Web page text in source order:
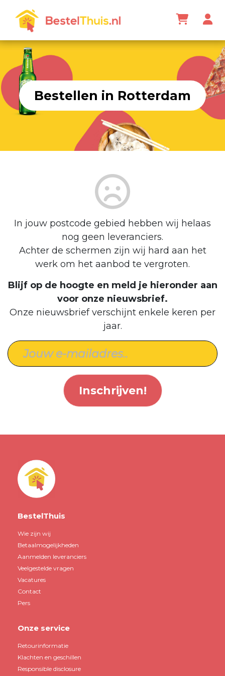
Bestellen in Rotterdam
In jouw postcode gebied hebben wij helaas
nog geen leveranciers.
Achter de schermen zijn wij hard aan het
werk om het aanbod te vergroten.
Blijf op de hoogte en meld je hieronder aan
voor onze nieuwsbrief.
Onze nieuwsbrief verschijnt enkele keren per
jaar.
Inschrijven!
BestelThuis
Wie zijn wij
Betaalmogelijkheden
Aanmelden leveranciers
Veelgestelde vragen
Vacatures
Contact
Pers
Onze service
Retourinformatie
Klachten en geschillen
Responsible disclosure